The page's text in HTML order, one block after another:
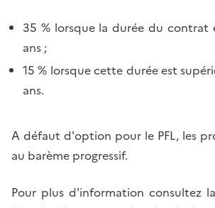
35 % lorsque la durée du contrat
ans ;
15 % lorsque cette durée est
ans.
A défaut d'option pour le PFL, les
au barème progressif.
Pour plus d'information consultez